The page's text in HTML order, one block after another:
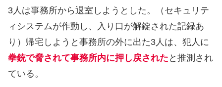
3人は事務所から退室しようとした。（セキュリテ
ィシステムが作動し、入り口が解錠された記録あ
り）帰宅しようと事務所の外に出た3人は、犯人に
拳銃で脅されて事務所内に押し戻された と推測され
ている。